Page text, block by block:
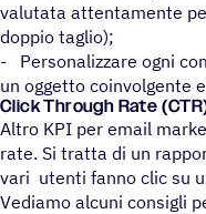
valutata attentamente
doppio taglio);
- Personalizzare ogni
un oggetto coinvolgente
Click Through Rate
Altro KPI per email
rate. Si tratta di un
vari utenti fanno clic su
Vediamo alcuni consigli